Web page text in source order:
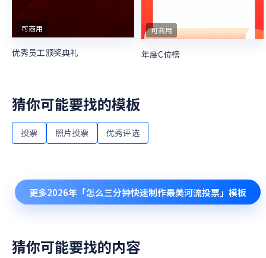
可商用
优秀员工颁奖典礼
可商用
年度C位榜
猜你可能要找的模板
投票 照片投票 优秀评选
更多2026年「怎么三分钟快速制作最美河流投票」 模板
猜你可能要找的内容